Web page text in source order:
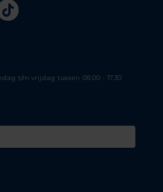
Tiktok
t/m vrijdag tussen 08.00 - 17.30